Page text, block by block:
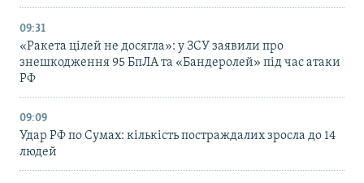
09:31
«Ракета цілей не досягла»: у ЗСУ заявили про
знешкодження 95 БпЛА та «Бандеролей» під час атаки
РФ
09:09
Удар РФ по Сумах: кількість постраждалих зросла до 14
людей